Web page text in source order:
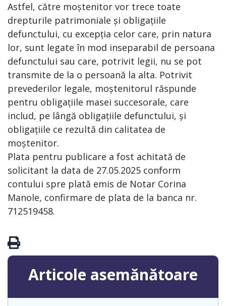
Astfel, către moștenitor vor trece toate
drepturile patrimoniale și obligațiile
defunctului, cu excepția celor care, prin natura
lor, sunt legate în mod inseparabil de persoana
defunctului sau care, potrivit legii, nu se pot
transmite de la o persoană la alta. Potrivit
prevederilor legale, moștenitorul răspunde
pentru obligațiile masei succesorale, care
includ, pe lângă obligațiile defunctului, și
obligațiile ce rezultă din calitatea de
moștenitor.
Plata pentru publicare a fost achitată de
solicitant la data de 27.05.2025 conform
contului spre plată emis de Notar Corina
Manole, confirmare de plata de la banca nr.
712519458.
Articole asemănătoare